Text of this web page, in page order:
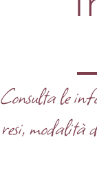
Consulta le
resi, modalità